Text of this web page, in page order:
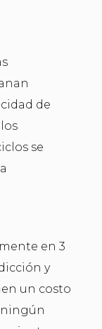
de
se
en 3
y
un costo
ningún